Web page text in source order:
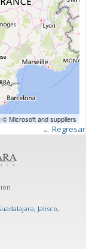
© Microsoft and suppliers
← Regresar
Jalisco,